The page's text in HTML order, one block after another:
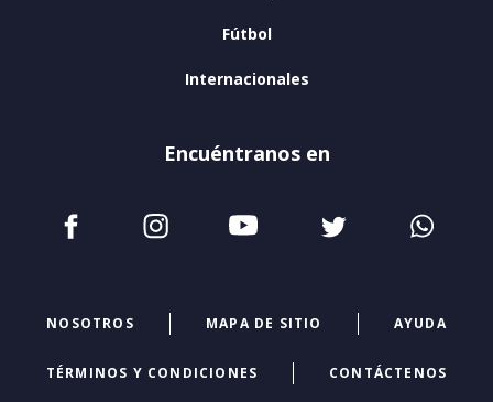
Fútbol
Internacionales
Encuéntranos en
NOSOTROS MAPA DE SITIO AYUDA
TÉRMINOS Y CONDICIONES CONTÁCTENOS